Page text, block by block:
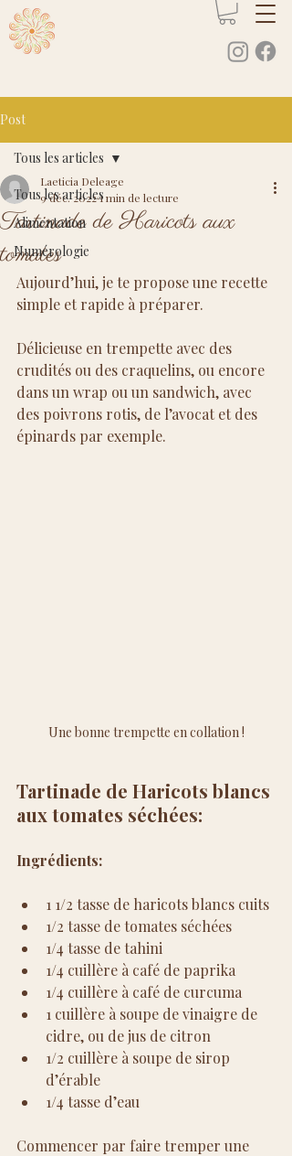
Post
Tous les articles
Alimentation
Numérologie
Tous les articles
Tartinade de Haricots aux
tomates
Laeticia Deleage
9 déc. 20221 min de lecture
Aujourd’hui, je te propose une recette
simple et rapide à préparer.
Délicieuse en trempette avec des
crudités ou des craquelins, ou encore
dans un wrap ou un sandwich, avec
des poivrons rotis, de l’avocat et des
épinards par exemple.
Une bonne trempette en collation !
Tartinade de Haricots blancs
aux tomates séchées:
Ingrédients:
1 1/2 tasse de haricots blancs cuits
1/2 tasse de tomates séchées
1/4 tasse de tahini
1/4 cuillère à café de paprika
1/4 cuillère à café de curcuma
1 cuillère à soupe de vinaigre de
cidre, ou de jus de citron
1/2 cuillère à soupe de sirop
d’érable
1/4 tasse d’eau
Commencer par faire tremper une